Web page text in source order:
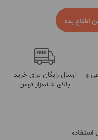
اطلاع بده
و
ارسال رایگان برای خرید
بالای 1.5هزار تومن
استفاده